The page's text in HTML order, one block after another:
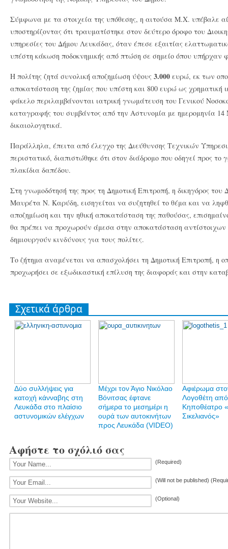
Σύμφωνα με τα στοιχεία της υπόθεσης, η αιτούσα Μ.Χ. υπέβαλε
υποστηρίζοντας ότι τραυματίστηκε στον δεύτερο όροφο του
υπηρεσίες του Δήμου Λευκάδας, όταν έπεσε εξαιτίας
υπέστη κάκωση ποδοκνημικής από πτώση σε σημείο όπου υπήρχαν
Η πολίτης ζητά συνολική αποζημίωση ύψους 3.000 ευρώ, εκ των
αποκατάσταση της ζημίας που υπέστη και 800 ευρώ ως χρηματική
φάκελο περιλαμβάνονται ιατρική γνωμάτευση του Γενικού
καταγραφής του συμβάντος από την Αστυνομία με ημερομηνία
δικαιολογητικά.
Παράλληλα, έπειτα από έλεγχο της Διεύθυνσης Τεχνικών
περιστατικό, διαπιστώθηκε ότι στον διάδρομο που οδηγεί προς
πλακίδια δαπέδου.
Στη γνωμοδότησή της προς τη Δημοτική Επιτροπή, η δικηγόρος του
Μαυρέτα Ν. Καρύδη, εισηγείται να συζητηθεί το θέμα και να
αποζημίωση και την ηθική αποκατάσταση της παθούσας,
θα πρέπει να προχωρούν άμεσα στην αποκατάσταση
δημιουργούν κινδύνους για τους πολίτες.
Το ζήτημα αναμένεται να απασχολήσει τη Δημοτική Επιτροπή, η
προχωρήσει σε εξωδικαστική επίλυση της διαφοράς και στην
Σχετικά άρθρα
Δύο συλλήψεις για
κατοχή κάνναβης στη
Λευκάδα στο πλαίσιο
αστυνομικών ελέγχων
Mέχρι τον Άγιο Νικόλαο
Βόνιτσας έφτανε
σήμερα το μεσημέρι η
ουρά των αυτοκινήτων
προς Λευκάδα (VIDEO)
Αφιέρωμα
Λογοθέτη
Κηποθέατρο
Σικελιανός»
Αφήστε το σχόλιό σας
(Required)
(Will not be published)
(Optional)